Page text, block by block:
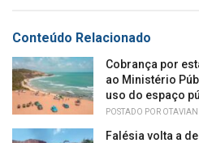
:Conteúdo Relacionado
Cobrança por
ao Ministério
uso do espaço
POSTADO POR
Falésia volta a